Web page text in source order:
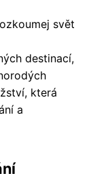
svět
destinací,
která
a